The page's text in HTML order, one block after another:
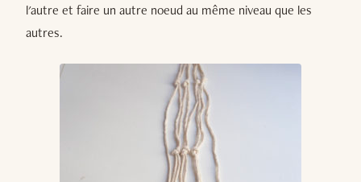
l'autre et faire un autre noeud au même niveau que les
autres.